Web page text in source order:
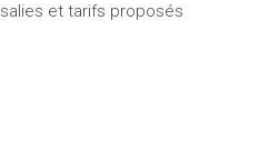
et tarifs proposés